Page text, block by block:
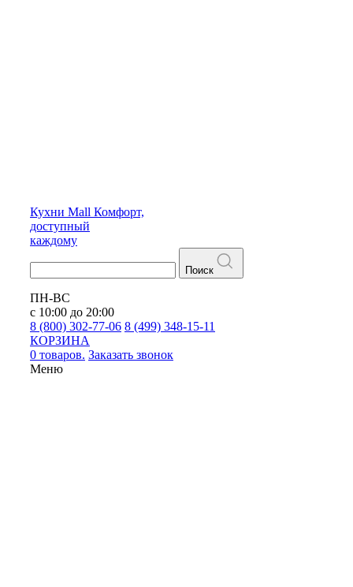
Кухни Mall Комфорт,
доступный
каждому
Поиск
ПН-ВС
с 10:00 до 20:00
8 (800) 302-77-06 8 (499) 348-15-11
КОРЗИНА
0 товаров. Заказать звонок
Меню